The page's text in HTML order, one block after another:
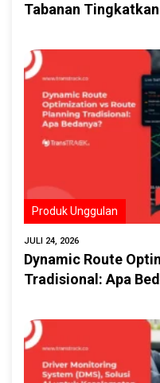
Tabanan
Berbasis IoT
Produk Unggulan
JULI 24, 2026
Dynamic Route
Tradisional: Apa